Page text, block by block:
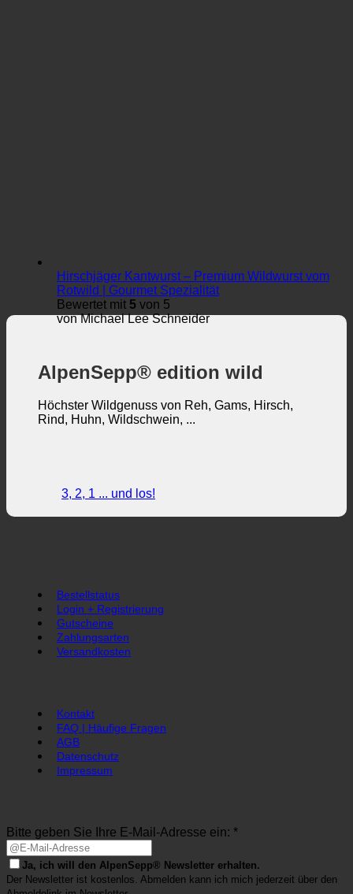
Hirschjäger Kantwurst – Premium Wildwurst vom
Rotwild | Gourmet Spezialität
Bewertet mit 5 von 5
von Michael Lee Schneider
AlpenSepp® edition wild
Höchster Wildgenuss von Reh, Gams, Hirsch,
Rind, Huhn, Wildschwein, ...
3, 2, 1 ... und los!
Bestellstatus
Login + Registrierung
Gutscheine
Zahlungsarten
Versandkosten
Kontakt
FAQ | Häufige Fragen
AGB
Datenschutz
Impressum
Bitte geben Sie Ihre E-Mail-Adresse ein: *
Ja, ich will den AlpenSepp® Newsletter erhalten.
Der Newsletter ist kostenlos. Abmelden kann ich mich jederzeit über den